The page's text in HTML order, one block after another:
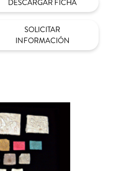
DESCARGAR FICHA
SOLICITAR
INFORMACIÓN